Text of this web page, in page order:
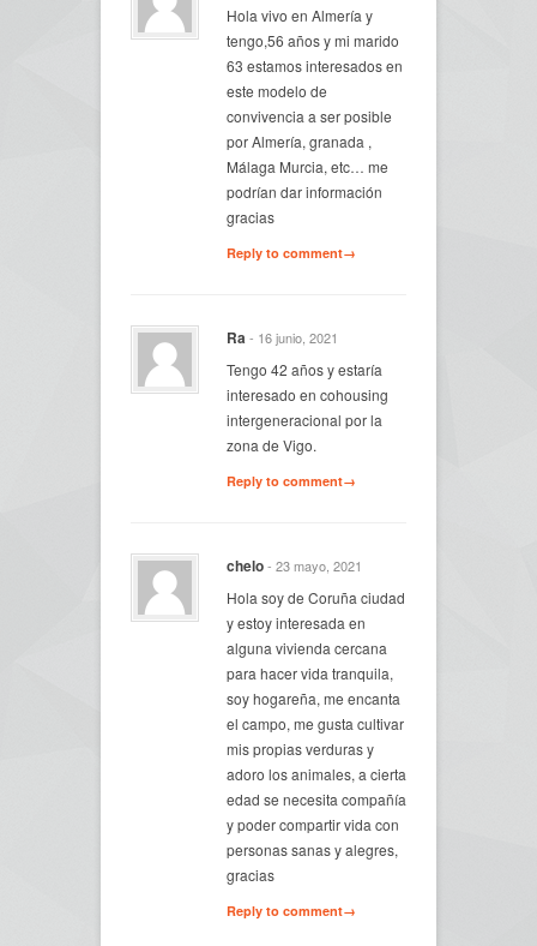
Hola vivo en Almería y
tengo,56 años y mi marido
63 estamos interesados en
este modelo de
convivencia a ser posible
por Almería, granada ,
Málaga Murcia, etc… me
podrían dar información
gracias
Reply to comment→
Ra- 16 junio, 2021
Tengo 42 años y estaría
interesado en cohousing
intergeneracional por la
zona de Vigo.
Reply to comment→
chelo- 23 mayo, 2021
Hola soy de Coruña ciudad
y estoy interesada en
alguna vivienda cercana
para hacer vida tranquila,
soy hogareña, me encanta
el campo, me gusta cultivar
mis propias verduras y
adoro los animales, a cierta
edad se necesita compañía
y poder compartir vida con
personas sanas y alegres,
gracias
Reply to comment→